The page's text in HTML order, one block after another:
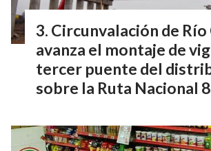
Circunvalación de
avanza el montaje de
tercer puente del
sobre la Ruta Nacional 8